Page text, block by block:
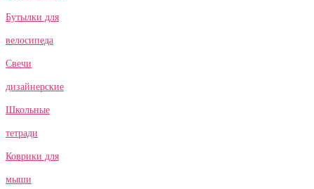
Бутылки для
велосипеда
Свечи
дизайнерские
Школьные
тетради
Коврики для
мыши